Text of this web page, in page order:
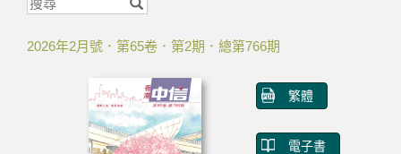
2026年2月號．第65卷．第2期．總第766期
繁體
電子書